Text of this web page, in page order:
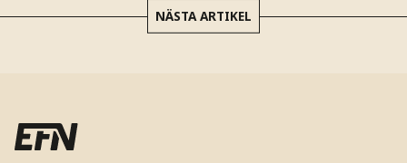
NÄSTA ARTIKEL